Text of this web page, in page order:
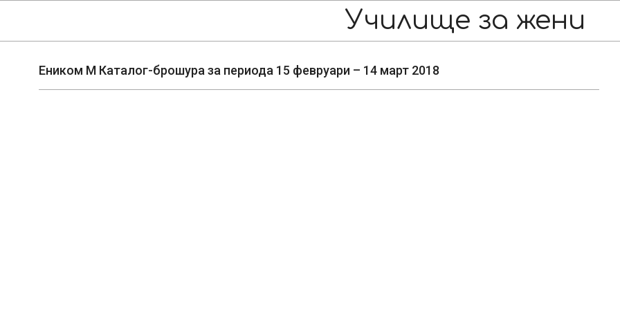
Училище за жени
Еником М Каталог-брошура за периода 15 февруари – 14 март 2018